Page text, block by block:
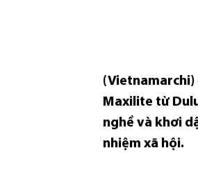
(Vietnamarchi)
Maxilite từ
nghề và khơi
nhiệm xã hội.